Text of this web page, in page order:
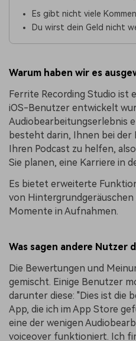
Es gibt nicht viele
Du wirst dein Geld nicht
Warum haben wir es
Ferrite Recording Studio ist
iOS-Benutzer entwickelt
Audiobearbeitungserlebnis
besteht darin, Ihnen bei
Ihren Podcast zu helfen,
Sie planen, eine Karriere in
Es bietet erweiterte
von Hintergrundgeräuschen
Momente in Aufnahmen.
Was sagen andere Nutzer
Die Bewertungen und
gemischt. Einige Benutzer
darunter diese: "Dies ist die
App, die ich im App Store
eine der wenigen
voiceover funktioniert. Ich